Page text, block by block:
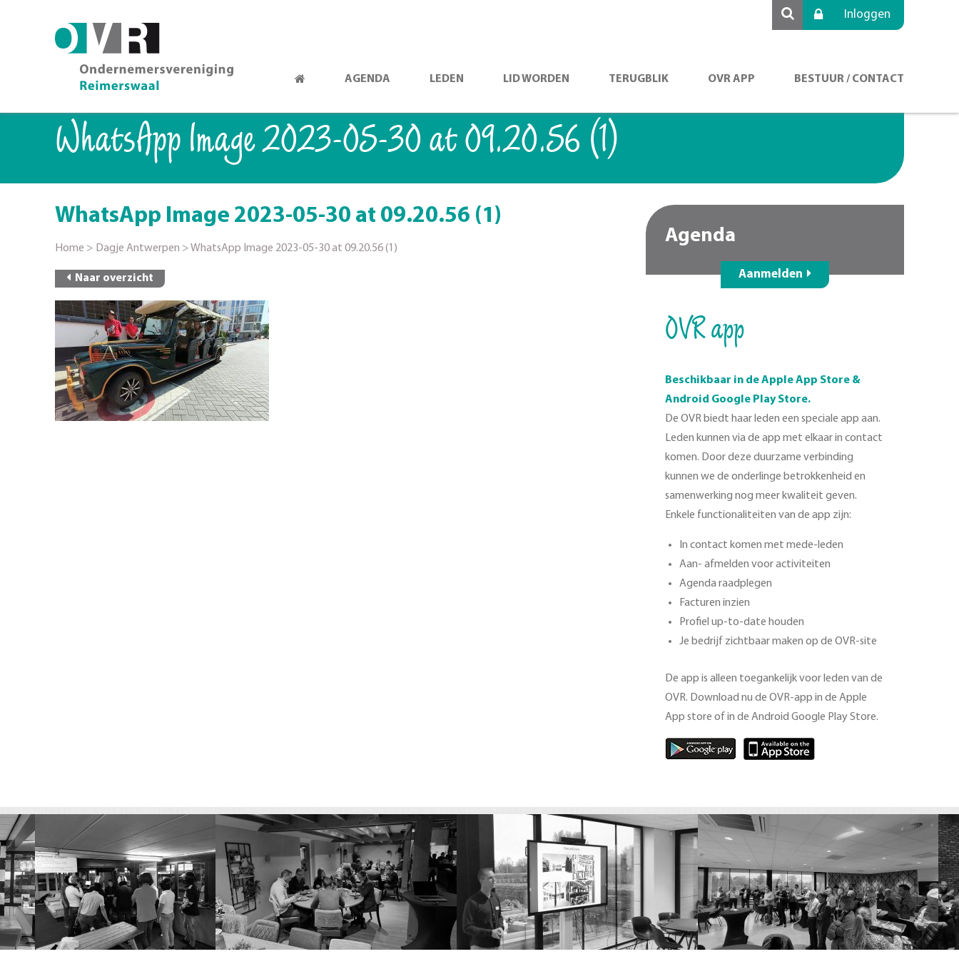
Inloggen
AGENDA LEDEN LID WORDEN TERUGBLIK OVR APP BESTUUR / CONTACT
WhatsApp Image 2023-05-30 at 09.20.56 (1)
WhatsApp Image 2023-05-30 at 09.20.56 (1)
Home > Dagje Antwerpen >WhatsApp Image 2023-05-30 at 09.20.56 (1)
Naar overzicht
Agenda
Aanmelden
OVR app
Beschikbaar in de Apple App Store &
Android Google Play Store.
De OVR biedt haar leden een speciale app aan.
Leden kunnen via de app met elkaar in contact
komen. Door deze duurzame verbinding
kunnen we de onderlinge betrokkenheid en
samenwerking nog meer kwaliteit geven.
Enkele functionaliteiten van de app zijn:
In contact komen met mede-leden
Aan- afmelden voor activiteiten
Agenda raadplegen
Facturen inzien
Profiel up-to-date houden
Je bedrijf zichtbaar maken op de OVR-site
De app is alleen toegankelijk voor leden van de
OVR. Download nu de OVR-app in de Apple
App store of in de Android Google Play Store.